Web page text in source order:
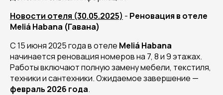
Новости отеля (30.05.2025) - Реновация в отеле
Meliá Habana (Гавана)
С 15 июня 2025 года в отеле Meliá Habana
начинается реновация номеров на 7, 8 и 9 этажах.
Работы включают полную замену мебели, текстиля,
техники и сантехники. Ожидаемое завершение —
февраль 2026 года.